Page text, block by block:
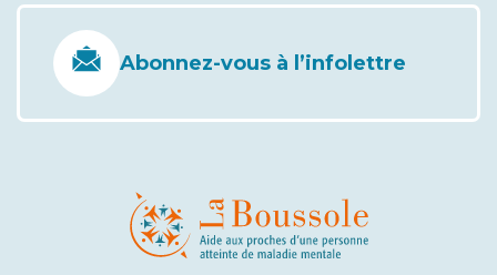
Abonnez-vous à l’infolettre